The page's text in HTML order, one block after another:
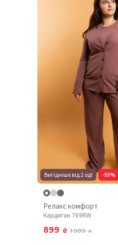
Вигідніше від 2 од! -55%
Релакс комфорт
Кардиган 769RW
899 ₴ 1 999₴